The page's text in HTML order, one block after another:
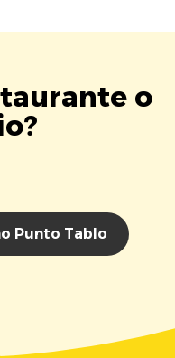
o
Punto Tablo